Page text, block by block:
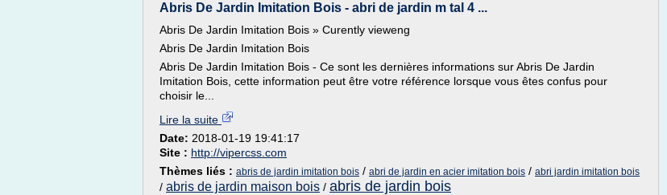
Abris De Jardin Imitation Bois - abri de jardin m tal 4 ...
Abris De Jardin Imitation Bois » Curently vieweng
Abris De Jardin Imitation Bois
Abris De Jardin Imitation Bois - Ce sont les dernières informations sur Abris De Jardin
Imitation Bois, cette information peut être votre référence lorsque vous êtes confus pour
choisir le...
Lire la suite
Date: 2018-01-19 19:41:17
Site : http://vipercss.com
Thèmes liés : abris de jardin imitation bois / abri de jardin en acier imitation bois / abri jardin imitation bois
/ abris de jardin maison bois / abris de jardin bois